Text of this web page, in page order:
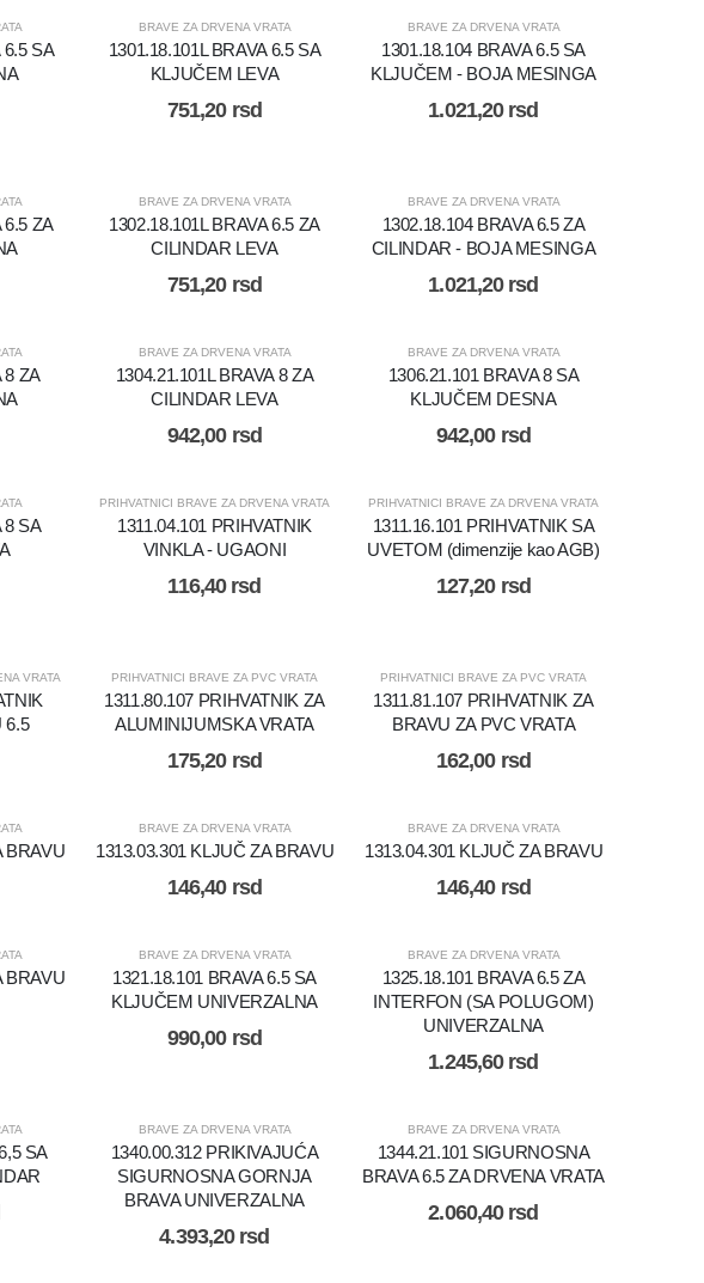
6.5 SA
BRAVE ZA DRVENA VRATA
1301.18.101L BRAVA 6.5 SA
KLJUČEM LEVA
751,20 rsd
BRAVE ZA DRVENA VRATA
1301.18.104 BRAVA 6.5 SA
KLJUČEM - BOJA MESINGA
1.021,20 rsd
6.5 ZA
BRAVE ZA DRVENA VRATA
1302.18.101L BRAVA 6.5 ZA
CILINDAR LEVA
751,20 rsd
BRAVE ZA DRVENA VRATA
1302.18.104 BRAVA 6.5 ZA
CILINDAR - BOJA MESINGA
1.021,20 rsd
8 ZA
BRAVE ZA DRVENA VRATA
1304.21.101L BRAVA 8 ZA
CILINDAR LEVA
942,00 rsd
BRAVE ZA DRVENA VRATA
1306.21.101 BRAVA 8 SA
KLJUČEM DESNA
942,00 rsd
8 SA
PRIHVATNICI BRAVE ZA DRVENA VRATA
1311.04.101 PRIHVATNIK
VINKLA - UGAONI
116,40 rsd
PRIHVATNICI BRAVE ZA DRVENA VRATA
1311.16.101 PRIHVATNIK SA
UVETOM (dimenzije kao AGB)
127,20 rsd
VRATA
6.5
PRIHVATNICI BRAVE ZA PVC VRATA
1311.80.107 PRIHVATNIK ZA
ALUMINIJUMSKA VRATA
175,20 rsd
PRIHVATNICI BRAVE ZA PVC VRATA
1311.81.107 PRIHVATNIK ZA
BRAVU ZA PVC VRATA
162,00 rsd
BRAVU
BRAVE ZA DRVENA VRATA
1313.03.301 KLJUČ ZA BRAVU
146,40 rsd
BRAVE ZA DRVENA VRATA
1313.04.301 KLJUČ ZA BRAVU
146,40 rsd
BRAVU
BRAVE ZA DRVENA VRATA
1321.18.101 BRAVA 6.5 SA
KLJUČEM UNIVERZALNA
990,00 rsd
BRAVE ZA DRVENA VRATA
1325.18.101 BRAVA 6.5 ZA
INTERFON (SA POLUGOM)
UNIVERZALNA
1.245,60 rsd
SA
BRAVE ZA DRVENA VRATA
1340.00.312 PRIKIVAJUĆA
SIGURNOSNA GORNJA
BRAVA UNIVERZALNA
4.393,20 rsd
BRAVE ZA DRVENA VRATA
1344.21.101 SIGURNOSNA
BRAVA 6.5 ZA DRVENA VRATA
2.060,40 rsd